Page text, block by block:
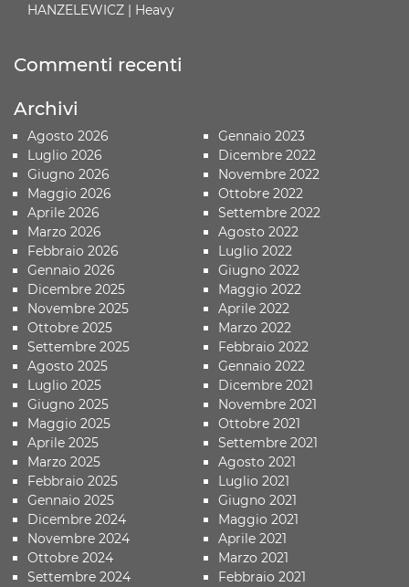
HANZELEWICZ | Heavy
Commenti recenti
Archivi
Agosto 2026
Luglio 2026
Giugno 2026
Maggio 2026
Aprile 2026
Marzo 2026
Febbraio 2026
Gennaio 2026
Dicembre 2025
Novembre 2025
Ottobre 2025
Settembre 2025
Agosto 2025
Luglio 2025
Giugno 2025
Maggio 2025
Aprile 2025
Marzo 2025
Febbraio 2025
Gennaio 2025
Dicembre 2024
Novembre 2024
Ottobre 2024
Settembre 2024
Gennaio 2023
Dicembre 2022
Novembre 2022
Ottobre 2022
Settembre 2022
Agosto 2022
Luglio 2022
Giugno 2022
Maggio 2022
Aprile 2022
Marzo 2022
Febbraio 2022
Gennaio 2022
Dicembre 2021
Novembre 2021
Ottobre 2021
Settembre 2021
Agosto 2021
Luglio 2021
Giugno 2021
Maggio 2021
Aprile 2021
Marzo 2021
Febbraio 2021